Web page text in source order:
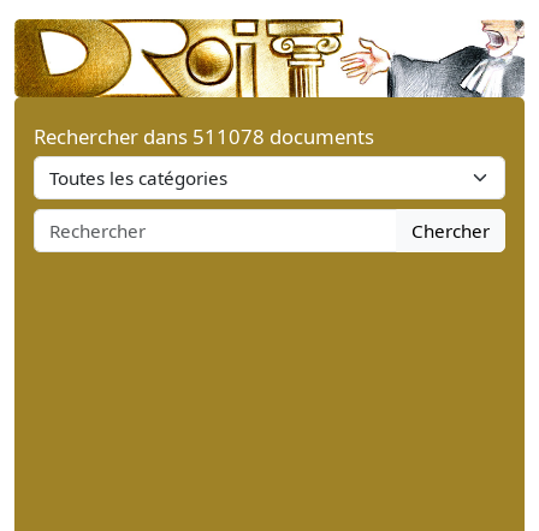
Rechercher dans 511078 documents
Chercher